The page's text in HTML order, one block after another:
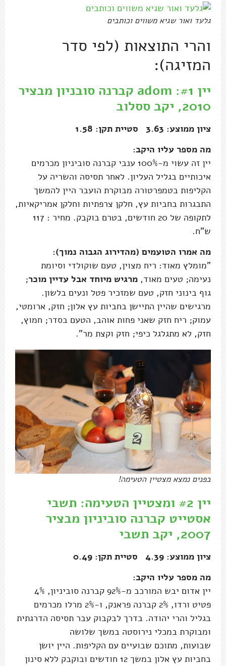
גלעד ואור שגיא משווים וכותבים
והרי התוצאות (לפי סדר
המזיגה):
יין #1: adom קברנה סובניון מבציר
2010, יקב ססלוב
ציון ממוצע: 3.63 סטיית תקן: 1.58
מה מספר עליו היקב:
יין זה עשוי מ-100% ענבי קברנה סוביניון מכרמים
איכותיים בגליל העליון. לאחר תסיסה והשריה על
הקליפות בטמפרטורה מבוקרת הועבר היין להמשך
התבגרות בחביות עץ, חלקן צרפתיות וחלקן אמריקאיות,
לתקופה של 20 חודשים, בטרם בוקבק. מחיר : 117
ש"ח.
מה אמרו הטועמים (מהדירוג הגבוה נמוך):
"מומלץ מאוד: ריח מצוין, טעם שוקולדי וסיומת
נעימה; טעים מאוד, מרגיש מיוחד אבל עדיין מוכר;
גוף בינוני חזק, טעם שמזכיר פטל ונעים בלשון.
מרגישים שהיין התיישן בחביות עץ אלון; חזק, ארומטי,
עמוק; ריח חזק שאני פחות אוהב, הטעם בסדר; חמוץ,
חזק, לא מתגלגל כיפי; חזק וקצת מר”.
בפנים נמצא מצטיין הטעימה!
יין #2 ומצטיין הטעימה: תשבי
אסטייט קברנה סוביניון מבציר
2007, יקב תשבי
ציון ממוצע: 4.39 סטיית תקן: 0.49
מה מספר עליו היקב:
יין אדום יבש המורכב מ-92% קברנה סוביניון, 4%
פטיט ורדו, 2% קברנה פראנק, ו-2% מרלו מכרמים
בגליל והרי יהודה. בדרך לבקבוק עבר תסיסה הדרגתית
ומבוקרת במכלי נירוסטה במשך שלושה
שבועות, מתוכם שבועיים עם הקליפות. היין יושן
בחביות עץ אלון במשך 12 חודשים ובוקבק ללא סינון